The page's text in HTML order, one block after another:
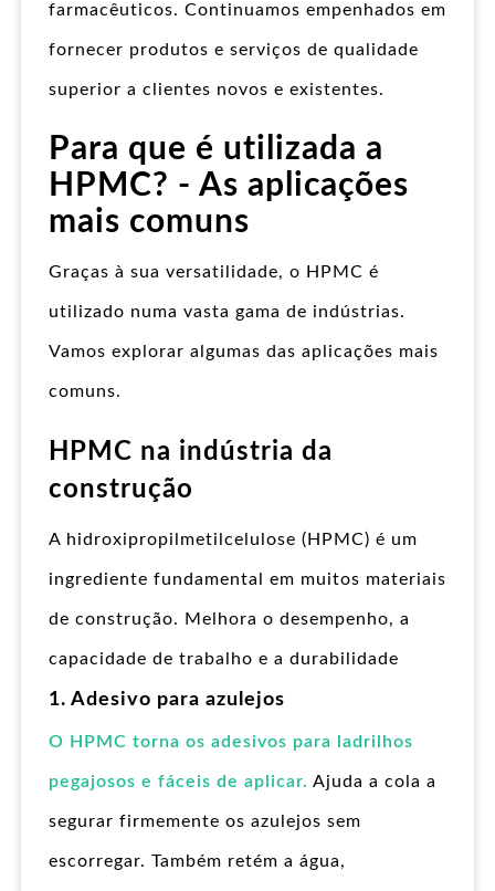
farmacêuticos. Continuamos empenhados em
fornecer produtos e serviços de qualidade
superior a clientes novos e existentes.
Para que é utilizada a
HPMC? - As aplicações
mais comuns
Graças à sua versatilidade, o HPMC é
utilizado numa vasta gama de indústrias.
Vamos explorar algumas das aplicações mais
comuns.
HPMC na indústria da
construção
A hidroxipropilmetilcelulose (HPMC) é um
ingrediente fundamental em muitos materiais
de construção. Melhora o desempenho, a
capacidade de trabalho e a durabilidade
1. Adesivo para azulejos
O HPMC torna os adesivos para ladrilhos
pegajosos e fáceis de aplicar. Ajuda a cola a
segurar firmemente os azulejos sem
escorregar. Também retém a água,